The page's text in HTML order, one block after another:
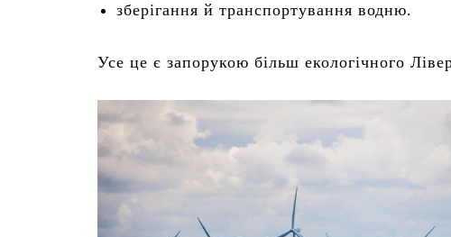
зберігання й транспортування водню.
Усе це є запорукою більш екологічного